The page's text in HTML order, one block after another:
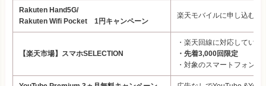
Rakuten Hand5G/
Rakuten Wifi Pocket 1円キャンペーン
楽天モバイルに申し込む
【楽天市場】スマホSELECTION
・楽天回線に対応してい
・先着3,000回限定
・対象のスマートフォン